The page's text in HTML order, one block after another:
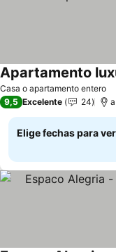
Casa o apartamento entero
Apartamento
9,5 Excelente 24
Elige fechas para